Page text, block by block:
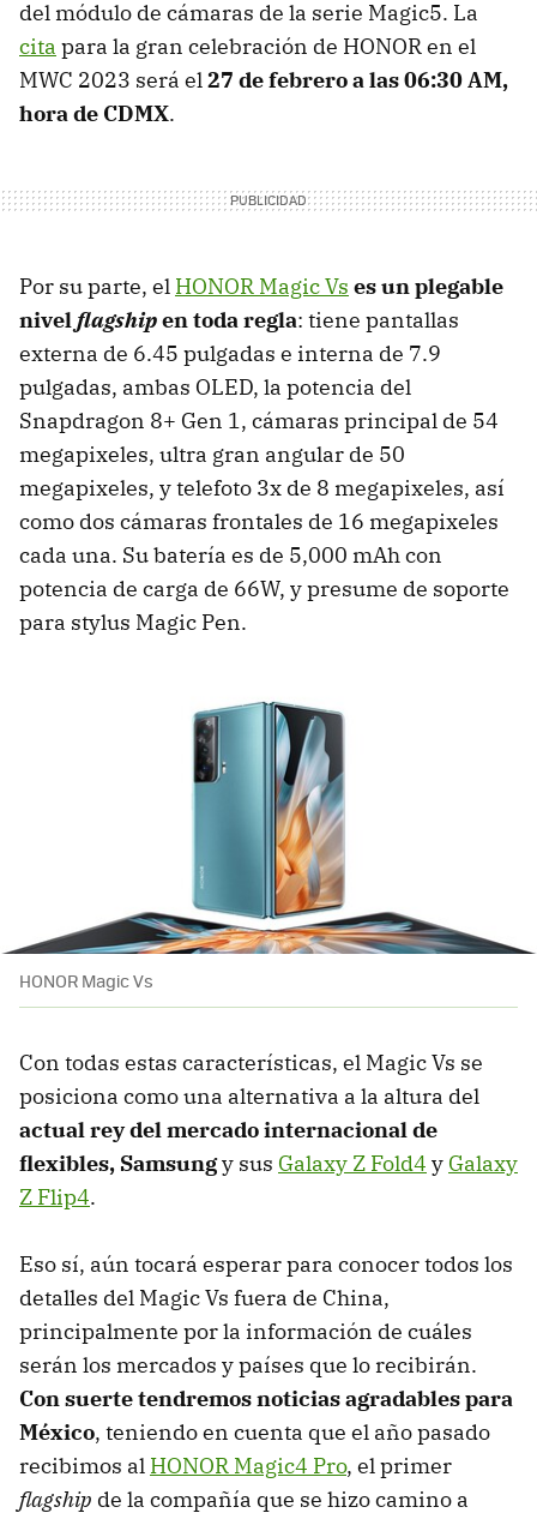
del módulo de cámaras de la serie Magic5. La
cita para la gran celebración de HONOR en el
MWC 2023 será el27 de febrero a las 06:30 AM,
hora de CDMX.
Por su parte, el HONOR Magic Vs es un plegable
nivelflagshipen toda regla: tiene pantallas
externa de 6.45 pulgadas e interna de 7.9
pulgadas, ambas OLED, la potencia del
Snapdragon 8+ Gen 1, cámaras principal de 54
megapixeles, ultra gran angular de 50
megapixeles, y telefoto 3x de 8 megapixeles, así
como dos cámaras frontales de 16 megapixeles
cada una. Su batería es de 5,000 mAh con
potencia de carga de 66W, y presume de soporte
para stylus Magic Pen.
HONOR Magic Vs
Con todas estas características, el Magic Vs se
posiciona como una alternativa a la altura del
actual rey del mercado internacional de
flexibles, Samsungy sus Galaxy Z Fold4 y Galaxy
Z Flip4.
Eso sí, aún tocará esperar para conocer todos los
detalles del Magic Vs fuera de China,
principalmente por la información de cuáles
serán los mercados y países que lo recibirán.
Con suerte tendremos noticias agradables para
México, teniendo en cuenta que el año pasado
recibimos al HONOR Magic4 Pro, el primer
flagship de la compañía que se hizo camino a